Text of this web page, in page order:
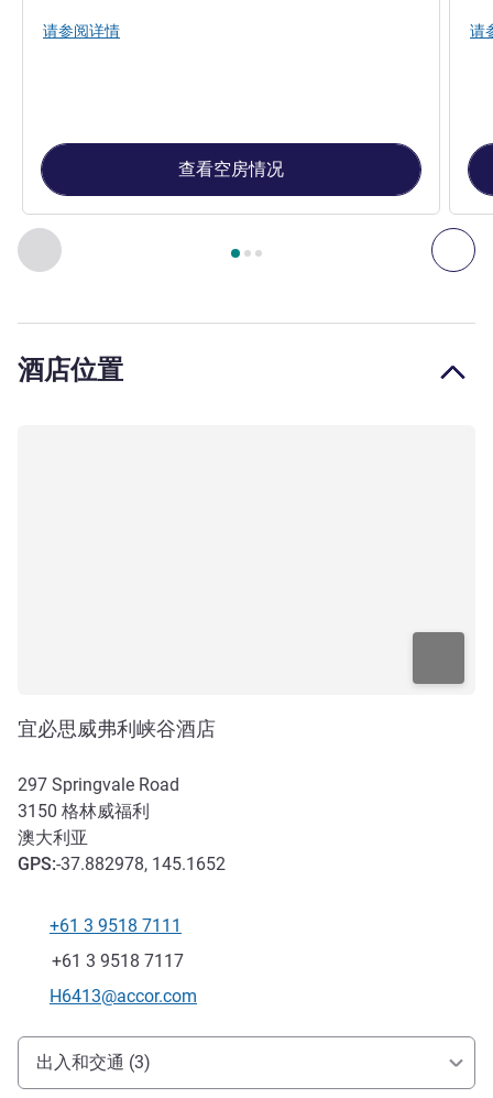
上一个 - 客房 下
第 页，共 , 客房 1 : 标准房，配备 1 张大床 , 客房 2 :
请参阅详情
查看空房情况
请
酒店位置
宜必思威弗利峡谷酒店
297 Springvale Road
3150 格林威福利
澳大利亚
GPS:-37.882978, 145.1652
电话
+61 3 9518 7111
传真
+61 3 9518 7117
联系电子邮件
H6413@accor.com
抵达和交通
出入和交通 (3)